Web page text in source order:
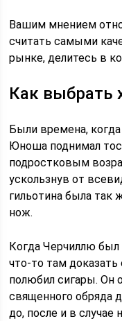
Вашим мнением
считать самыми
рынке, делитесь в
Как выбрать
Были времена,
Юноша поднимал
подростковым
ускользнув от
гильотина была так
нож.
Когда Черчиллю был
что-то там
полюбил сигары. Он
священного обряда
до, после и в